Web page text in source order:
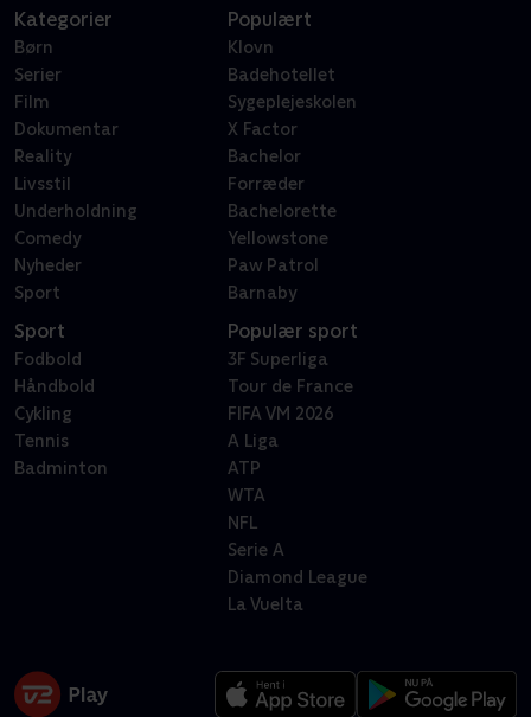
Kategorier
Børn
Serier
Film
Dokumentar
Reality
Livsstil
Underholdning
Comedy
Nyheder
Sport
Populært
Klovn
Badehotellet
Sygeplejeskolen
X Factor
Bachelor
Forræder
Bachelorette
Yellowstone
Paw Patrol
Barnaby
Sport
Fodbold
Håndbold
Cykling
Tennis
Badminton
Populær sport
3F Superliga
Tour de France
FIFA VM 2026
A Liga
ATP
WTA
NFL
Serie A
Diamond League
La Vuelta